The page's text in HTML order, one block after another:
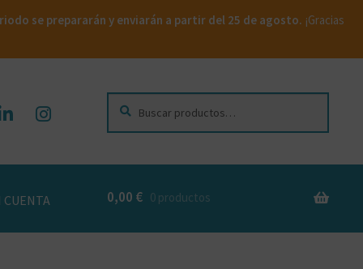
se prepararán y enviarán a partir del 25 de agosto. ¡Gracias
por:
CUENTA 0,00 € 0 productos